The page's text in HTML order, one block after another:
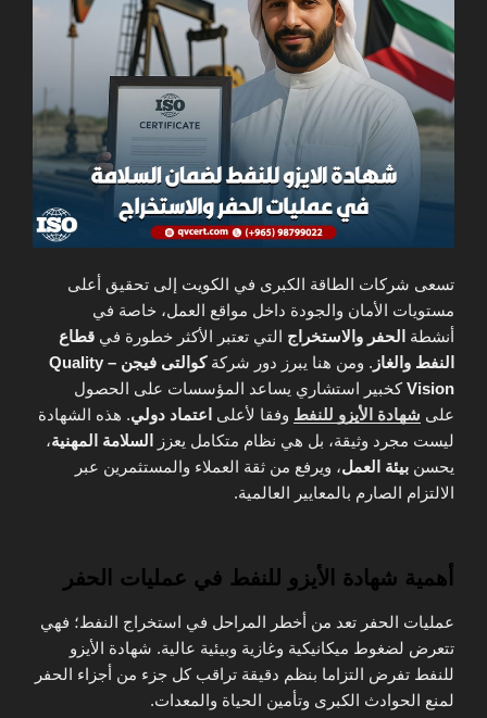
تسعى شركات الطاقة الكبرى في الكويت إلى تحقيق أعلى
مستويات الأمان والجودة داخل مواقع العمل، خاصة في
أنشطة الحفر والاستخراج التي تعتبر الأكثر خطورة في قطاع
النفط والغاز . ومن هنا يبرز دور شركة
كوالتى فيجن – Quality
Visionكخبير استشاري يساعد المؤسسات على الحصول
على شهادة الأيزو للنفط وفقا لأعلى اعتماد دولي. هذه الشهادة
ليست مجرد وثيقة، بل هي نظام متكامل يعزز
السلامة المهنية،
يحسن بيئة العمل، ويرفع من ثقة العملاء والمستثمرين عبر
الالتزام الصارم بالمعايير العالمية.
أهمية شهادة الأيزو للنفط في عمليات الحفر
عمليات الحفر تعد من أخطر المراحل في استخراج النفط؛ فهي
تتعرض لضغوط ميكانيكية وغازية وبيئية عالية. شهادة الأيزو
للنفط تفرض التزاما بنظم دقيقة تراقب كل جزء من أجزاء الحفر
لمنع الحوادث الكبرى وتأمين الحياة والمعدات.